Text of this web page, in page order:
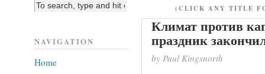
(CLICK ANY TITLE
Климат против
праздник
by Paul Kingsnorth
NAVIGATION
Home